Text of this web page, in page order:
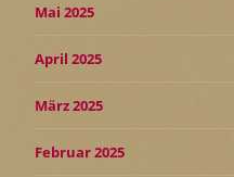
Mai 2025
April 2025
März 2025
Februar 2025